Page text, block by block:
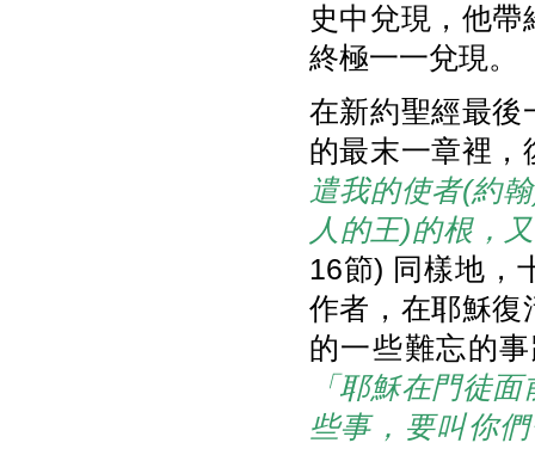
史中兌現，他
終極一一兌現。
在新約聖經最後
的最末一章裡，
遣我的使者(約
人的王)的根，
16節) 同樣地，
作者，在耶穌復
的一些難忘的
「耶穌在門徒
些事，要叫你